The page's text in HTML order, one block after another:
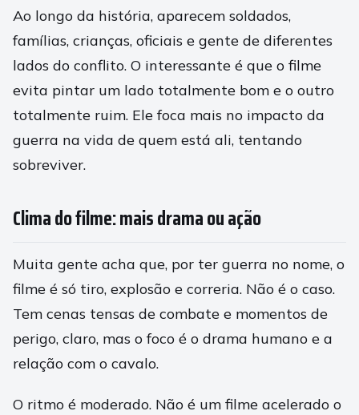
Ao longo da história, aparecem soldados,
famílias, crianças, oficiais e gente de diferentes
lados do conflito. O interessante é que o filme
evita pintar um lado totalmente bom e o outro
totalmente ruim. Ele foca mais no impacto da
guerra na vida de quem está ali, tentando
sobreviver.
Clima do filme: mais drama ou ação
Muita gente acha que, por ter guerra no nome, o
filme é só tiro, explosão e correria. Não é o caso.
Tem cenas tensas de combate e momentos de
perigo, claro, mas o foco é o drama humano e a
relação com o cavalo.
O ritmo é moderado. Não é um filme acelerado o